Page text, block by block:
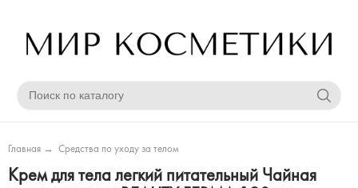
Главная → Средства по уходу за телом
Крем для тела легкий питательный Чайная